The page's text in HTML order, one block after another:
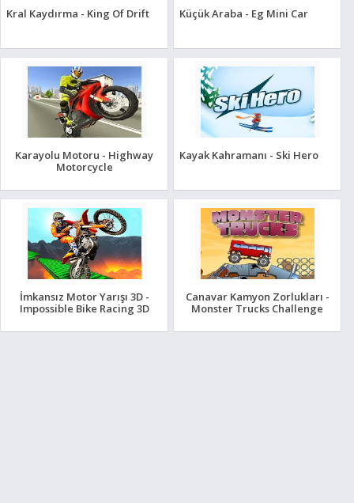
Kral Kaydırma - King Of Drift Küçük Araba - Eg Mini Car
Karayolu Motoru - Highway
Motorcycle
Kayak Kahramanı - Ski Hero
İmkansız Motor Yarışı 3D -
Impossible Bike Racing 3D
Canavar Kamyon Zorlukları -
Monster Trucks Challenge